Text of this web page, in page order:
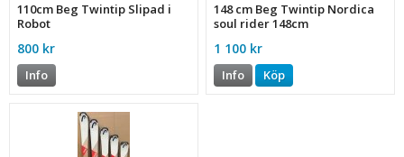
110cm Beg Twintip Slipad i
Robot
800 kr
Info
148 cm Beg Twintip Nordica
soul rider 148cm
1 100 kr
Info Köp